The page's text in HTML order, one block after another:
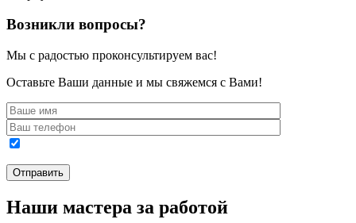
Возникли вопросы?
Мы с радостью проконсультируем вас!
Оставьте Ваши данные и мы свяжемся с Вами!
Наши мастера за работой